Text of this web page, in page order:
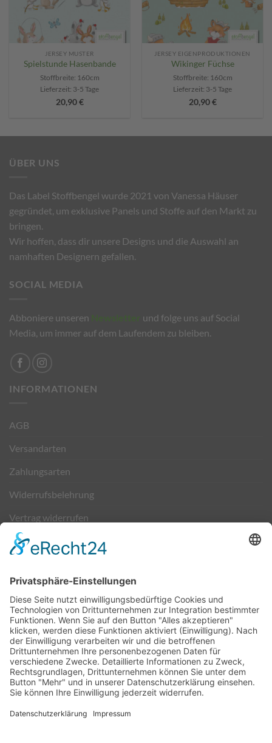
JERSEY MUSTER
Spielstunde Hasenbande
Stoffbreite: 160cm
Lieferzeit: 3-5 Tage
20,90€
JERSEY EIGENPRODUKTIONEN
Wikinger Füchse
Stoffbreite: 160cm
Lieferzeit: 3-5 Tage
20,90€
ÜBER UNS
Das Label Stoffbengel wurde 2021 von Vanessa Häuser
gegründet, um exklusive Panels und Stoffe auf den Markt zu
bringen.
Wir hoffen, dass dir unsere Designs und die Auswahl an
namhaften Designern gefallen.
SOCIAL MEDIA
Abboniere unseren
und folge uns auf Social
Media, um immer auf dem Laufendem zu bleiben.
INFORMATIONEN
AGB
Versandarten
Zahlungsarten
Widerrufsbelehrung
Vertrag widerrufen
Kontakt